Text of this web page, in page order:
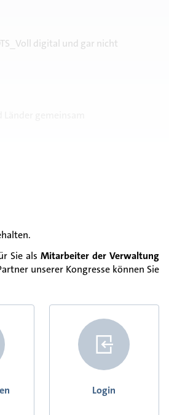
digital und gar nicht
Sie alsMitarbeiter der Verwaltung
unserer Kongresse können Sie
Login